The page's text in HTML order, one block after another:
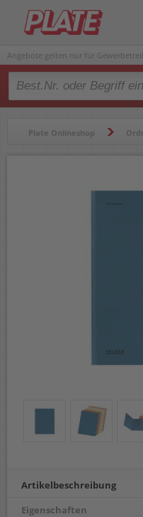
Angebote gelten nur für
Type 2 or more characters for
Plate Onlineshop
Artikelbeschreibung
Eigenschaften